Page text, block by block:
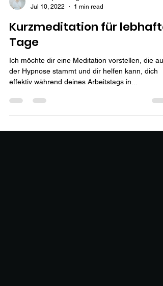
Jul 10, 2022
1 min read
Kurzmeditation für lebhafte
Tage
Ich möchte dir eine Meditation vorstellen, die aus
effektiv während deines Arbeitstags in...